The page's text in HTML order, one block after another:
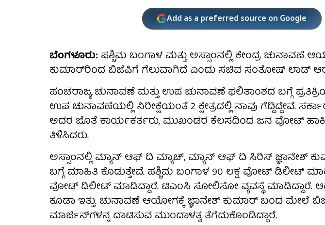
Add as a preferred source on Google
ಬೆಂಗಳೂರು: ಪಶ್ಚಿಮ ಬಂಗಾಳ ಮತ್ತು ಅಸ್ಸಾಂನಲ್ಲಿ ಕೇಂದ್ರ ಚುನಾವಣೆ
ಕುಮಾರ್‌ರಿಂದ ಬಿಜೆಪಿಗೆ ಗೆಲುವಾಗಿದೆ ಎಂದು ಸಚಿವ ಸಂತೋಷ್ ಲಾಡ್
ಪಂಚರಾಜ್ಯ ಚುನಾವಣೆ ಮತ್ತು ಉಪ ಚುನಾವಣೆ ಫಲಿತಾಂಶದ ಬಗ್ಗೆ
ಉಪ ಚುನಾವಣೆಯಲ್ಲಿ ನಿರೀಕ್ಷೆಯಂತೆ 2 ಕ್ಷೇತ್ರದಲ್ಲಿ ನಾವು ಗೆದ್ದಿದ್ದೇವೆ.
ಅದರ ಜೊತೆ ಕಾರ್ಯಕರ್ತರು, ಮುಖಂಡರ ಕೆಲಸದಿಂದ ಜನ ವೋಟ್ ಹಾಕಿ
ತಿಳಿಸಿದರು.
ಅಸ್ಸಾಂನಲ್ಲಿ ಮ್ಯಾನ್ ಆಫ್ ದಿ ಮ್ಯಾಚ್, ಮ್ಯಾನ್ ಆಫ್ ದಿ ಸಿರಿಸ್ ಜ್ಞಾನೇಶ್
ಬಗ್ಗೆ ಮಾಹಿತಿ ಕೊಡುತ್ತೇವೆ. ಪಶ್ಚಿಮ ಬಂಗಾಳ 90 ಲಕ್ಷ ವೋಟ್ ಡಿಲೀಟ್
ವೋಟ್ ಡಿಲೀಟ್ ಮಾಡಿದ್ದಾರೆ. ಟಿಎಂಸಿ ಸೋಲಿಸೋ ವ್ಯವಸ್ಥೆ ಮಾಡಿದ್ದಾರೆ.
ಕೂಡಾ ಇತ್ತು. ಚುನಾವಣೆ ಆಯೋಗಕ್ಕೆ ಜ್ಞಾನೇಶ್ ಕುಮಾರ್ ಬಂದ ಮೇಲೆ
ಮಾರ್ಜಿನ್‌ಗಳನ್ನ ದಾಟಿಸುವ ಮುಂದಾಳತ್ವ ತೆಗೆದುಕೊಂಡಿದ್ದಾರೆ.